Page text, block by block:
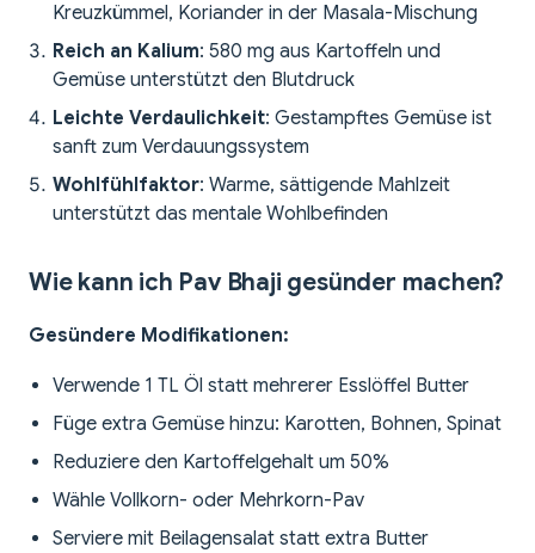
Kreuzkümmel, Koriander in der Masala-Mischung
Reich an Kalium: 580 mg aus Kartoffeln und
Gemüse unterstützt den Blutdruck
Leichte Verdaulichkeit: Gestampftes Gemüse ist
sanft zum Verdauungssystem
Wohlfühlfaktor: Warme, sättigende Mahlzeit
unterstützt das mentale Wohlbefinden
Wie kann ich Pav Bhaji gesünder machen?
Gesündere Modifikationen:
Verwende 1 TL Öl statt mehrerer Esslöffel Butter
Füge extra Gemüse hinzu: Karotten, Bohnen, Spinat
Reduziere den Kartoffelgehalt um 50%
Wähle Vollkorn- oder Mehrkorn-Pav
Serviere mit Beilagensalat statt extra Butter